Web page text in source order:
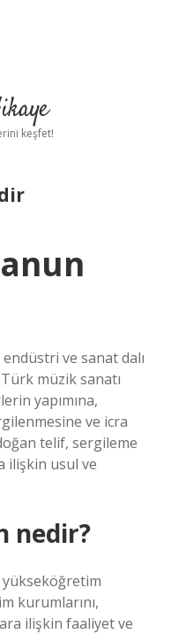
keşfet!
ve sanat dalı
müzik sanatı
yapımına,
ve icra
telif, sergileme
ilişkin usul ve
nedir?
yükseköğretim
kurumlarını,
ilişkin faaliyet ve